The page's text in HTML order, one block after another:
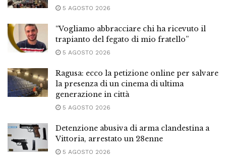
5 AGOSTO 2026
“Vogliamo abbracciare chi ha ricevuto il
trapianto del fegato di mio fratello”
5 AGOSTO 2026
Ragusa: ecco la petizione online per salvare
la presenza di un cinema di ultima
generazione in città
5 AGOSTO 2026
Detenzione abusiva di arma clandestina a
Vittoria, arrestato un 28enne
5 AGOSTO 2026